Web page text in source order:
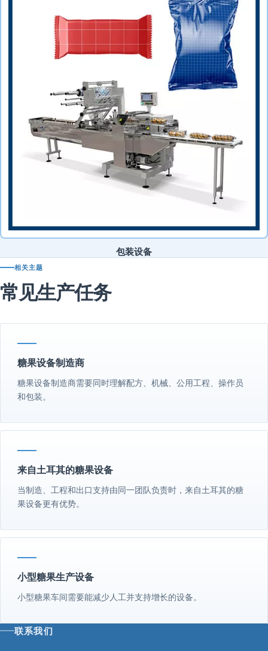
包装设备
相关主题
常见生产任务
糖果设备制造商
糖果设备制造商需要同时理解配方、机械、公用工程、操作员
和包装。
来自土耳其的糖果设备
当制造、工程和出口支持由同一团队负责时，来自土耳其的糖
果设备更有优势。
小型糖果生产设备
小型糖果车间需要能减少人工并支持增长的设备。
联系我们